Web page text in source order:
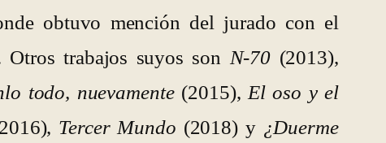
obtuvo mención del jurado con el
Otros trabajos suyos son N-70 (2013),
todo, nuevamente(2015), El oso y el
Tercer Mundo (2018) y ¿Duerme